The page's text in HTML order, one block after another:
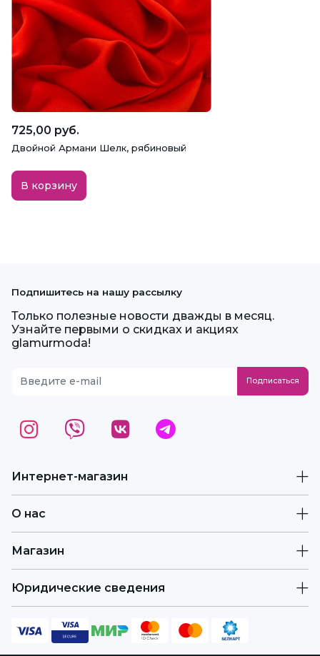
725,00 руб.
Двойной Армани Шелк, рябиновый
В корзину
Интернет-магазин
О нас
Магазин
Юридические сведения
Подпишитесь на нашу рассылку
Только полезные новости дважды в месяц.
Узнайте первыми о скидках и акциях
glamurmoda!